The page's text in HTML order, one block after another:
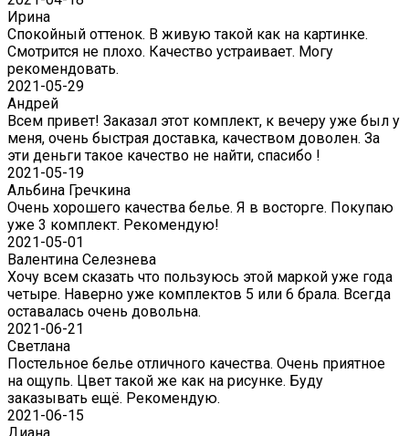
Ирина
Спокойный оттенок. В живую такой как на картинке.
Смотрится не плохо. Качество устраивает. Могу
рекомендовать.
2021-05-29
Андрей
Всем привет! Заказал этот комплект, к вечеру уже был у
меня, очень быстрая доставка, качеством доволен. За
эти деньги такое качество не найти, спасибо !
2021-05-19
Альбина Гречкина
Очень хорошего качества белье. Я в восторге. Покупаю
уже 3 комплект. Рекомендую!
2021-05-01
Валентина Селезнева
Хочу всем сказать что пользуюсь этой маркой уже года
четыре. Наверно уже комплектов 5 или 6 брала. Всегда
оставалась очень довольна.
2021-06-21
Светлана
Постельное белье отличного качества. Очень приятное
на ощупь. Цвет такой же как на рисунке. Буду
заказывать ещё. Рекомендую.
2021-06-15